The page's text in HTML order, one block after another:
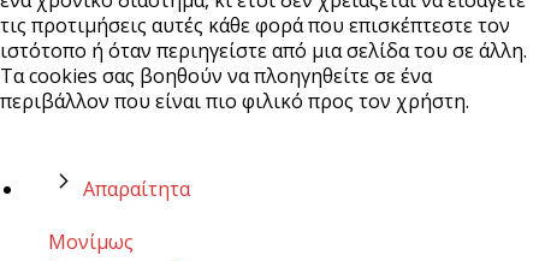
τις προτιμήσεις αυτές κάθε φορά που επισκέπτεστε τον
ιστότοπο ή όταν περιηγείστε από μια σελίδα του σε άλλη.
Τα cookies σας βοηθούν να πλοηγηθείτε σε ένα
περιβάλλον που είναι πιο φιλικό προς τον χρήστη.
Απαραίτητα
Μονίμως